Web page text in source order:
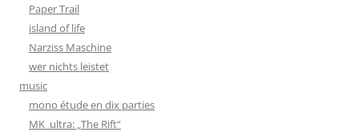
Paper Trail
island of life
Narziss Maschine
wer nichts leistet
music
mono étude en dix parties
MK_ultra: „The Rift“